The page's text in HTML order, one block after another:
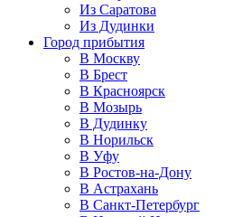
Из Саратова
Из Дудинки
Город прибытия
В Москву
В Брест
В Красноярск
В Мозырь
В Дудинку
В Норильск
В Уфу
В Ростов-на-Дону
В Астрахань
В Санкт-Петербург